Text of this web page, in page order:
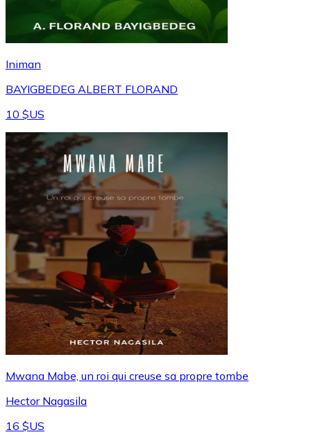
Iniman
BAYIGBEDEG ALBERT FLORAND
10 $US
Mwana Mabe, un roi qui creuse sa propre tombe
Hector Nagasila
16 $US